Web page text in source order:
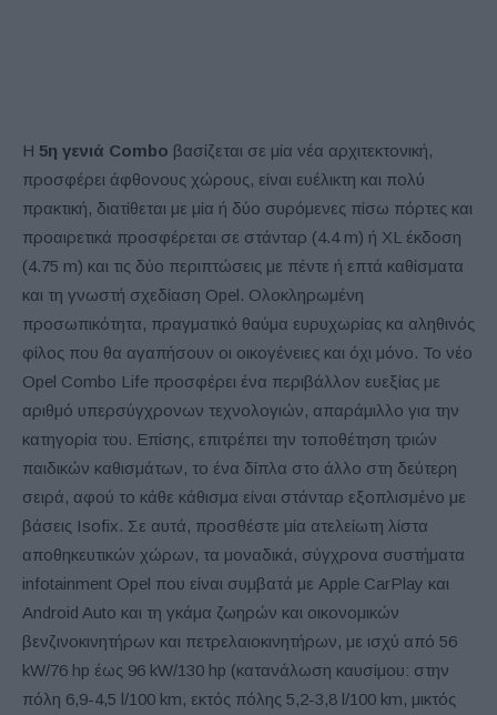
Η 5η γενιά Combo βασίζεται σε μία νέα αρχιτεκτονική,
προσφέρει άφθονους χώρους, είναι ευέλικτη και πολύ
πρακτική, διατίθεται με μία ή δύο συρόμενες πίσω πόρτες και
προαιρετικά προσφέρεται σε στάνταρ (4.4 m) ή XL έκδοση
(4.75 m) και τις δύο περιπτώσεις με πέντε ή επτά καθίσματα
και τη γνωστή σχεδίαση Opel. Ολοκληρωμένη
προσωπικότητα, πραγματικό θαύμα ευρυχωρίας κα αληθινός
φίλος που θα αγαπήσουν οι οικογένειες και όχι μόνο. Το νέο
Opel Combo Life προσφέρει ένα περιβάλλον ευεξίας με
αριθμό υπερσύγχρονων τεχνολογιών, απαράμιλλο για την
κατηγορία του. Επίσης, επιτρέπει την τοποθέτηση τριών
παιδικών καθισμάτων, το ένα δίπλα στο άλλο στη δεύτερη
σειρά, αφού το κάθε κάθισμα είναι στάνταρ εξοπλισμένο με
βάσεις Isofix. Σε αυτά, προσθέστε μία ατελείωτη λίστα
αποθηκευτικών χώρων, τα μοναδικά, σύγχρονα συστήματα
infotainment Opel που είναι συμβατά με Apple CarPlay και
Android Auto και τη γκάμα ζωηρών και οικονομικών
βενζινοκινητήρων και πετρελαιοκινητήρων, με ισχύ από 56
kW/76 hp έως 96 kW/130 hp (κατανάλωση καυσίμου: στην
πόλη 6,9-4,5 l/100 km, εκτός πόλης 5,2-3,8 l/100 km, μικτός